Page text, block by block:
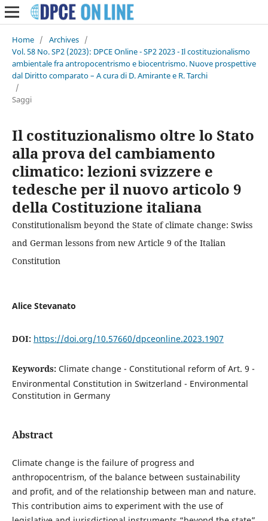
Home / Archives /
Vol. 58 No. SP2 (2023): DPCE Online - SP2 2023 - Il costituzionalismo
ambientale fra antropocentrismo e biocentrismo. Nuove prospettive
dal Diritto comparato – A cura di D. Amirante e R. Tarchi
/
Saggi
Il costituzionalismo oltre lo Stato
alla prova del cambiamento
climatico: lezioni svizzere e
tedesche per il nuovo articolo 9
della Costituzione italiana
Constitutionalism beyond the State of climate change: Swiss
and German lessons from new Article 9 of the Italian
Constitution
Alice Stevanato
DOI: https://doi.org/10.57660/dpceonline.2023.1907
Keywords: Climate change - Constitutional reform of Art. 9 -
Environmental Constitution in Switzerland - Environmental
Constitution in Germany
Abstract
Climate change is the failure of progress and
anthropocentrism, of the balance between sustainability
and profit, and of the relationship between man and nature.
This contribution aims to experiment with the use of